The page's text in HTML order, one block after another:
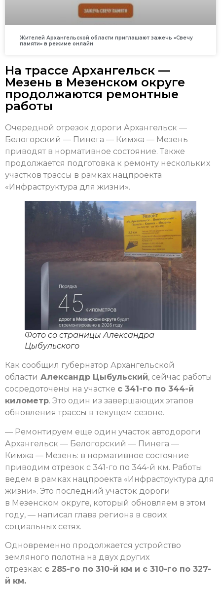
Жителей Архангельской области приглашают зажечь «Свечу
памяти» в режиме онлайн
На трассе Архангельск —
Мезень в Мезенском округе
продолжаются ремонтные
работы
Очередной отрезок дороги Архангельск —
Белогорский — Пинега — Кимжа — Мезень
приводят в нормативное состояние. Также
продолжается подготовка к ремонту нескольких
участков трассы в рамках нацпроекта
«Инфраструктура для жизни».
Фото со страницы Александра
Цыбульского
Как сообщил губернатор Архангельской
области Александр Цыбульский, сейчас работы
сосредоточены на участке с 341-го по 344-й
километр. Это один из завершающих этапов
обновления трассы в текущем сезоне.
— Ремонтируем еще один участок автодороги
Архангельск — Белогорский — Пинега —
Кимжа — Мезень: в нормативное состояние
приводим отрезок с 341-го по 344-й км. Работы
ведем в рамках нацпроекта «Инфраструктура для
жизни». Это последний участок дороги
в Мезенском округе, который обновляем в этом
году, — написал глава региона в своих
социальных сетях.
Одновременно продолжается устройство
земляного полотна на двух других
отрезках: с 285-го по 310-й км и с 310-го по 327-
й км.